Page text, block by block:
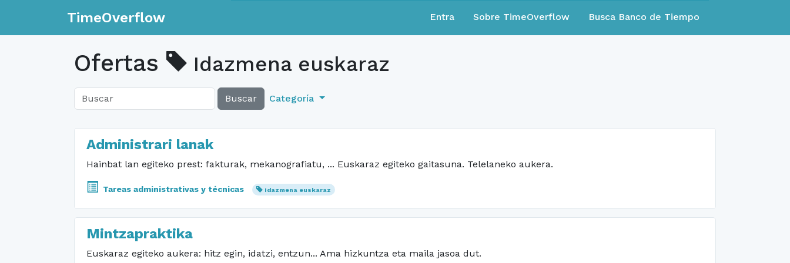
TimeOverflow Entra Sobre TimeOverflow Busca Banco de Tiempo
Ofertas Idazmena euskaraz
Buscar Categoría
Administrari lanak
Hainbat lan egiteko prest: fakturak, mekanografiatu, ... Euskaraz egiteko gaitasuna. Telelaneko aukera.
Tareas administrativas y técnicas Idazmena euskaraz
Mintzapraktika
Euskaraz egiteko aukera: hitz egin, idatzi, entzun... Ama hizkuntza eta maila jasoa dut.